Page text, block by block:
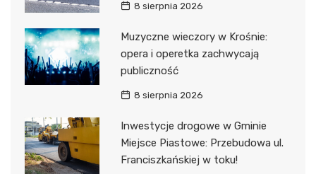
8 sierpnia 2026
Muzyczne wieczory w Krośnie:
opera i operetka zachwycają
publiczność
8 sierpnia 2026
Inwestycje drogowe w Gminie
Miejsce Piastowe: Przebudowa ul.
Franciszkańskiej w toku!